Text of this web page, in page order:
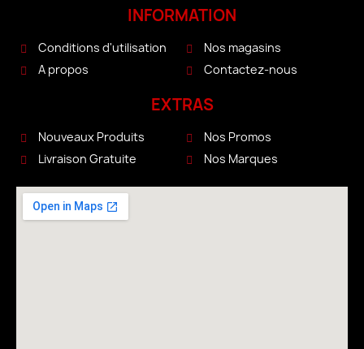
INFORMATION
Conditions d'utilisation
A propos
Nos magasins
Contactez-nous
EXTRAS
Nouveaux Produits
Livraison Gratuite
Nos Promos
Nos Marques